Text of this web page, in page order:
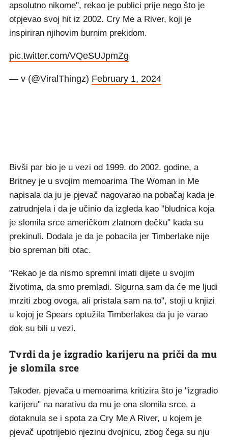
apsolutno nikome", rekao je publici prije nego što je
otpjevao svoj hit iz 2002. Cry Me a River, koji je
inspiriran njihovim burnim prekidom.
pic.twitter.com/VQeSUJpmZg
— v (@ViralThingz) February 1, 2024
Bivši par bio je u vezi od 1999. do 2002. godine, a
Britney je u svojim memoarima The Woman in Me
napisala da ju je pjevač nagovarao na pobačaj kada je
zatrudnjela i da je učinio da izgleda kao "bludnica koja
je slomila srce američkom zlatnom dečku" kada su
prekinuli. Dodala je da je pobacila jer Timberlake nije
bio spreman biti otac.
"Rekao je da nismo spremni imati dijete u svojim
životima, da smo premladi. Sigurna sam da će me ljudi
mrziti zbog ovoga, ali pristala sam na to", stoji u knjizi
u kojoj je Spears optužila Timberlakea da ju je varao
dok su bili u vezi.
Tvrdi da je izgradio karijeru na priči da mu
je slomila srce
Također, pjevača u memoarima kritizira što je "izgradio
karijeru" na narativu da mu je ona slomila srce, a
dotaknula se i spota za Cry Me A River, u kojem je
pjevač upotrijebio njezinu dvojnicu, zbog čega su nju